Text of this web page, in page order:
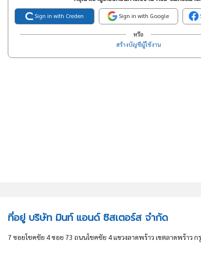
Sign in with Creden Sign in with Google
หรือ
สร้างบัญชีผู้ใช้งาน
ที่อยู่ บริษัท มินท์ แอนด์ ซิสเตอร์ส จำกัด
7 ซอยโชคชัย 4 ซอย 73 ถนนโชคชัย 4 แขวงลาดพร้าว เขตลาดพร้าว